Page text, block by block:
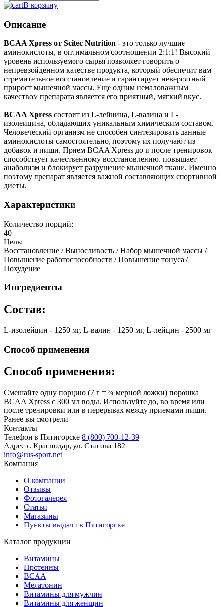
В корзину
Описание
BCAA Xpress от Scitec Nutrition - это только лучшие
аминокислоты, в оптимальном соотношении 2:1:1! Высокий
уровень используемого сырья позволяет говорить о
непревзойденном качестве продукта, который обеспечит вам
стремительное восстановление и гарантирует невероятный
прирост мышечной массы. Еще одним немаловажным
качеством препарата является его приятный, мягкий вкус.
BCAA Xpress состоит из L-лейцина, L-валина и L-
изолейцина, обладающих уникальным химическим составом.
Человеческий организм не способен синтезировать данные
аминокислоты самостоятельно, поэтому их получают из
добавок и пищи. Прием BCAA Xpress до и после тренировок
способствует качественному восстановлению, повышает
анаболизм и блокирует разрушение мышечной ткани. Именно
поэтому препарат является важной составляющих спортивной
диеты.
Характеристики
Количество порций:
40
Цель:
Восстановление / Выносливость / Набор мышечной массы /
Повышение работоспособности / Повышение тонуса /
Похудение
Ингредиенты
Состав:
L-изолейцин - 1250 мг, L-валин - 1250 мг, L-лейцин - 2500 мг
Способ применения
Способ применения:
Смешайте одну порцию (7 г = ¾ мерной ложки) порошка
BCAA Xpress с 300 мл воды. Используйте до, во время или
после тренировки или в перерывах между приемами пищи.
Ранее вы смотрели
Контакты
Телефон в Пятигорске 8 (800) 700-12-39
Адрес г. Краснодар, ул. Стасова 182
info@rus-sport.net
Компания
О компании
Отзывы
Фотогалерея
Статьи
Магазины
Пункты выдачи в Пятигорске
Каталог продукции
Витамины
Протеины
BCAA
Мелатонин
Витамины для мужчин
Витамины для женщин